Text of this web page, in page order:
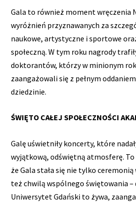
Gala to również moment wręczenia
wyróżnień przyznawanych za
naukowe, artystyczne i sportowe
społeczną. W tym roku nagrody
doktorantów, którzy w minionym
zaangażowali się z pełnym
dziedzinie.
ŚWIĘTO CAŁEJ SPOŁECZNOŚCI
Galę uświetniły koncerty, które
wyjątkową, odświętną atmosferę. To
że Gala stała się nie tylko
też chwilą wspólnego świętowania –
Uniwersytet Gdański to żywa,